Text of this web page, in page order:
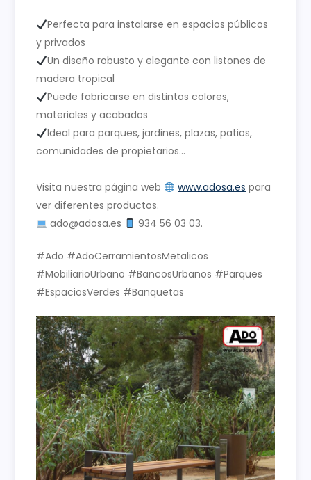
Perfecta para instalarse en espacios públicos
y privados
Un diseño robusto y elegante con listones de
madera tropical
Puede fabricarse en distintos colores,
materiales y acabados
Ideal para parques, jardines, plazas, patios,
comunidades de propietarios…
Visita nuestra página web www.adosa.es para
ver diferentes productos.
ado@adosa.es
934 56 03 03.
#Ado #AdoCerramientosMetalicos
#MobiliarioUrbano #BancosUrbanos #Parques
#EspaciosVerdes #Banquetas